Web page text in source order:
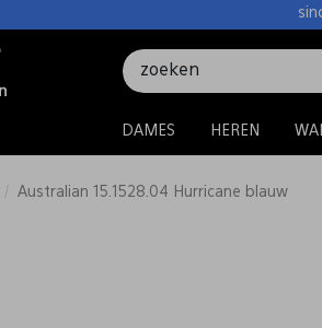
DAMES HEREN
Australian 15.1528.04 Hurricane blauw